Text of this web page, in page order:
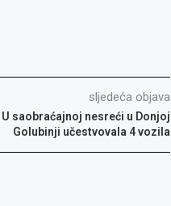
sljedeća objava
U saobraćajnoj nesreći u Donjoj
Golubinji učestvovala 4 vozila